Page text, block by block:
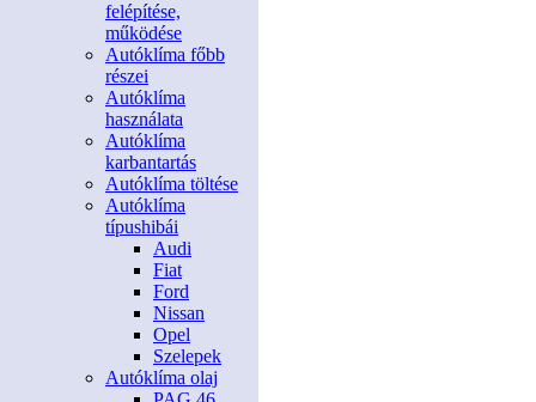
felépítése,
működése
Autóklíma főbb
részei
Autóklíma
használata
Autóklíma
karbantartás
Autóklíma töltése
Autóklíma
típushibái
Audi
Fiat
Ford
Nissan
Opel
Szelepek
Autóklíma olaj